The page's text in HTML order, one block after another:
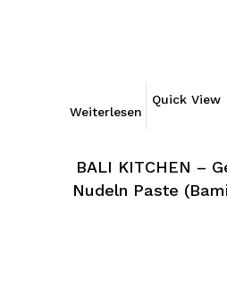
Weiterlesen
Quick View
BALI KITCHEN –
Nudeln Paste